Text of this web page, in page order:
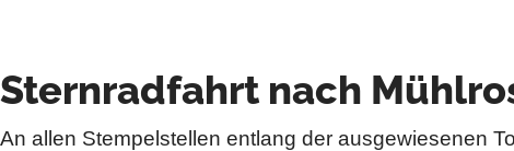
Sternradfahrt nach
An allen Stempelstellen entlang der ausgewiesenen